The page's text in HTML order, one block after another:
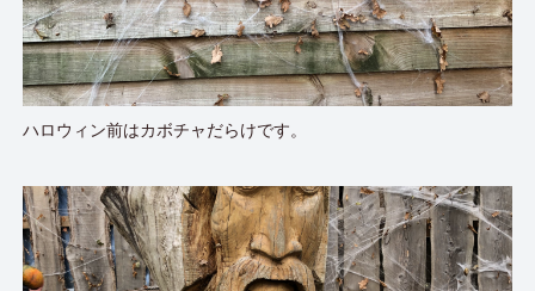
ハロウィン前はカボチャだらけです。